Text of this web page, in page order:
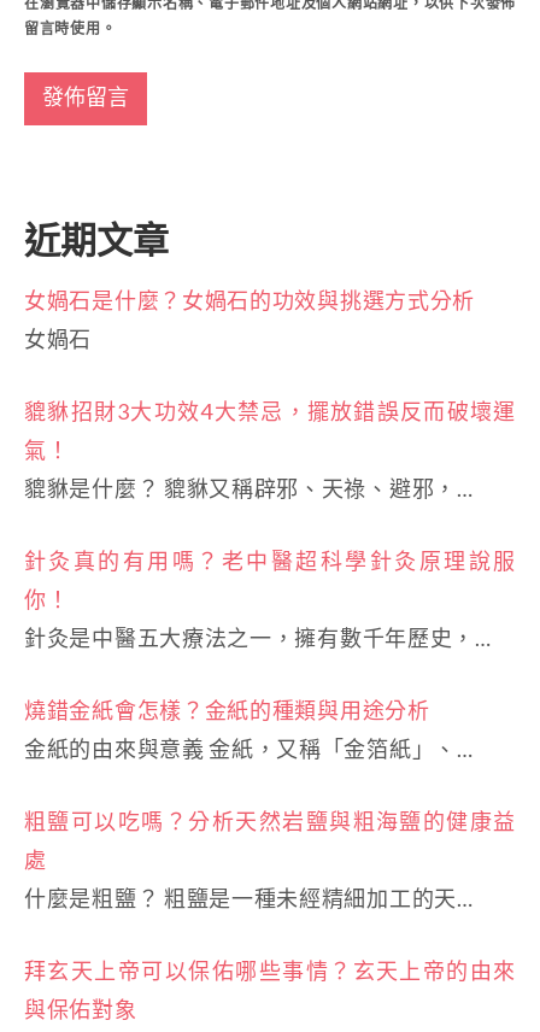
留言時使用。
近期文章
女媧石是什麼？女媧石的功效與挑選方式分析
女媧石
貔貅招財3大功效4大禁忌，擺放錯誤反而破壞運
氣！
貔貅是什麼？ 貔貅又稱辟邪、天祿、避邪，…
針灸真的有用嗎？老中醫超科學針灸原理說服
你！
針灸是中醫五大療法之一，擁有數千年歷史，…
燒錯金紙會怎樣？金紙的種類與用途分析
金紙的由來與意義 金紙，又稱「金箔紙」、…
粗鹽可以吃嗎？分析天然岩鹽與粗海鹽的健康益
處
什麼是粗鹽？ 粗鹽是一種未經精細加工的天…
拜玄天上帝可以保佑哪些事情？玄天上帝的由來
與保佑對象